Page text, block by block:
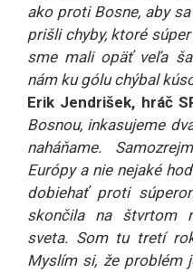
ako proti Bosne, aby
prišli chyby, ktoré
sme mali opäť veľa
nám ku gólu chýbal
Erik Jendrišek, hráč
Bosnou, inkasujeme
naháňame.
Európy a nie nejaké
dobiehať proti
skončila na štvrtom
sveta. Som tu tretí
Myslím si, že problém